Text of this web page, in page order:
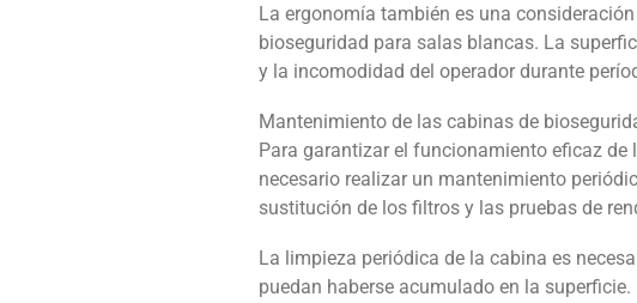
La ergonomía también es una
bioseguridad para salas blancas. La
y la incomodidad del operador durante
Mantenimiento de las cabinas de
Para garantizar el funcionamiento eficaz
necesario realizar un mantenimiento
sustitución de los filtros y las pruebas de
La limpieza periódica de la cabina es
puedan haberse acumulado en la